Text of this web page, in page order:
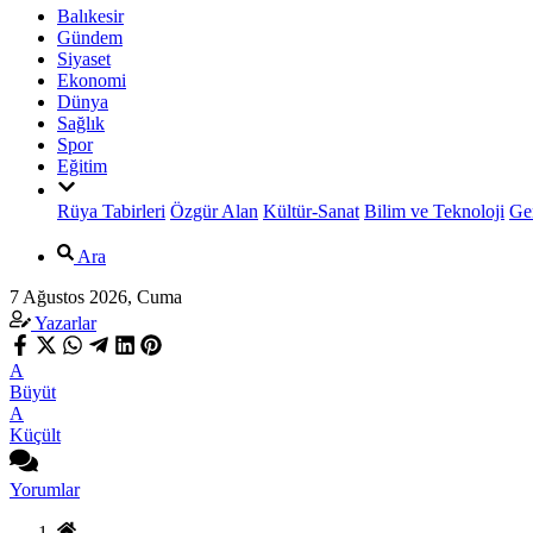
Balıkesir
Gündem
Siyaset
Ekonomi
Dünya
Sağlık
Spor
Eğitim
Rüya Tabirleri Özgür Alan Kültür-Sanat Bilim ve Teknoloji
Ara
7 Ağustos 2026, Cuma
Yazarlar
A
Büyüt
A
Küçült
Yorumlar